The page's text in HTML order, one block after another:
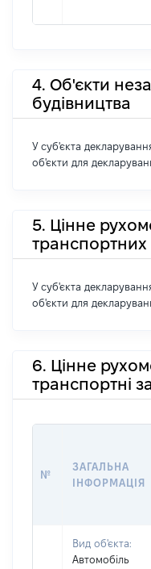
4. Об'єкти
будівництва
У суб'єкта
об'єкти для
5. Цінне
транспортних
У суб'єкта
об'єкти для
6. Цінне
транспортні
№
ЗАГАЛЬНА
ІНФОРМАЦІЯ
Вид об'єкта:
Автомобіль